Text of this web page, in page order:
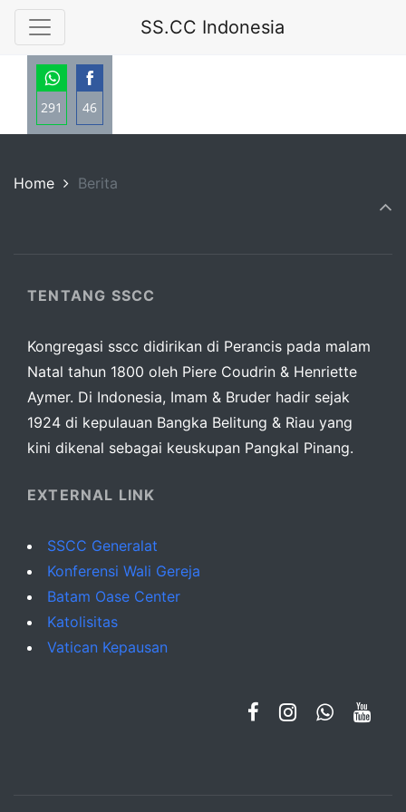
SS.CC Indonesia
291
Share
WhatsApp
46
Share
Facebook
Home Berita
TENTANG SSCC
Kongregasi sscc didirikan di Perancis pada malam
Natal tahun 1800 oleh Piere Coudrin & Henriette
Aymer. Di Indonesia, Imam & Bruder hadir sejak
1924 di kepulauan Bangka Belitung & Riau yang
kini dikenal sebagai keuskupan Pangkal Pinang.
EXTERNAL LINK
SSCC Generalat
Konferensi Wali Gereja
Batam Oase Center
Katolisitas
Vatican Kepausan